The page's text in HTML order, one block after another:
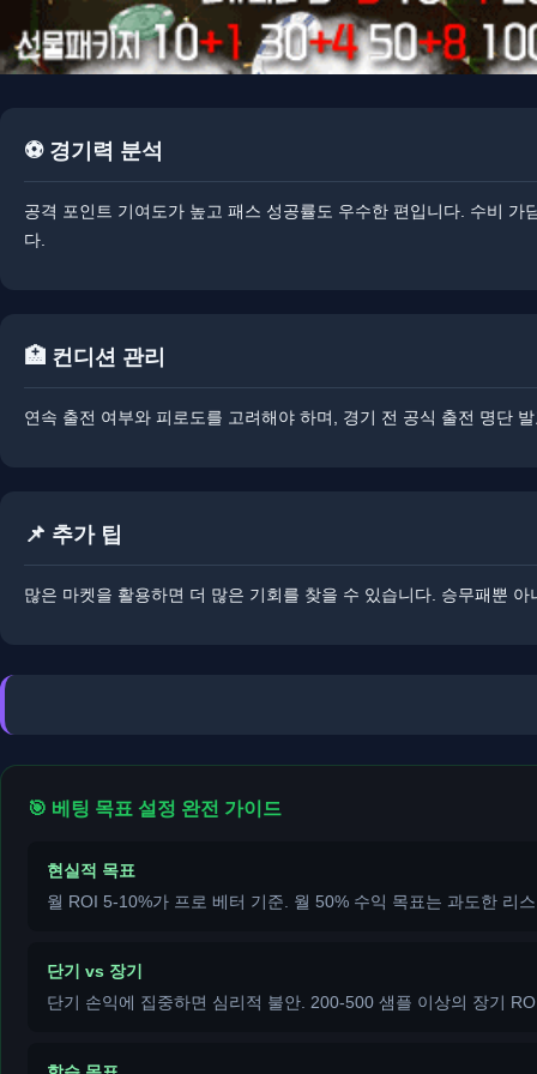
⚽ 경기력 분석
공격 포인트 기여도가 높고 패스 성공률도 우수한 편입니다. ​​수비
다.
🏥 컨디션 관리
연속 출전 여부와 피로도를 고려해야 하며, 경기 전 공식 출전 명단
📌 추가 팁
많은 마켓을 활용하면 더 많은 기회를 찾을 수 있습니다. ​​승무패뿐
🎯 베팅 목표 설정 완전 가이드
현실적 목표
월 ROI 5-10%가 프로 베터 기준. 월 50% 수익 목표는 과도한 리
단기 vs 장기
단기 손익에 집중하면 심리적 불안. 200-500 샘플 이상의 장기